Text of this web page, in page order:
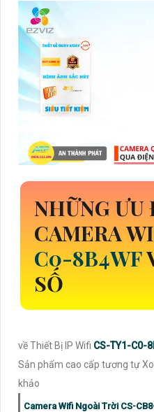
NHỮNG
CAMERA
C0-8B4WF
SỐ
về Thiết Bị IP Wifi CS-TY1-C0-
Sản phẩm cao cấp tương tự
khảo
Camera Wifi Ngoài Trời CS-